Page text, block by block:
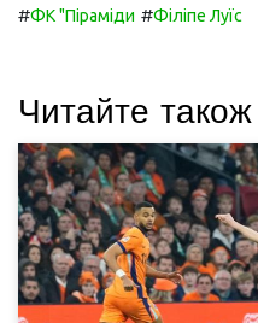
#ФК "Піраміди #Філіпе Луїс
Читайте також